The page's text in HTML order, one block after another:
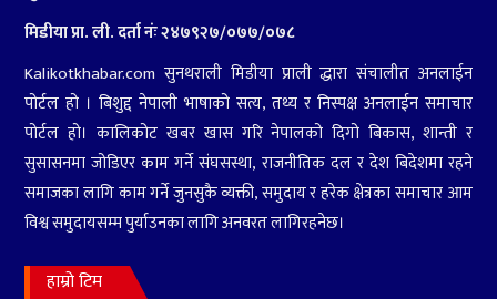
मिडीया प्रा. ली. दर्ता नंः २४७९२७‍/०७७/०७८
Kalikotkhabar.com सुनथराली मिडीया प्राली द्धारा संचालीत अनलाईन
पोर्टल हो । बिशुद्द नेपाली भाषाको सत्य, तथ्य र निस्पक्ष अनलाईन समाचार
पोर्टल हो। कालिकोट खबर खास गरि नेपालको दिगो बिकास, शान्ती र
सुसासनमा जोडिएर काम गर्ने संघसस्था, राजनीतिक दल र देश बिदेशमा रहने
समाजका लागि काम गर्ने जुनसुकै व्यक्ती, समुदाय र हरेक क्षेत्रका समाचार आम
विश्व समुदायसम्म पुर्याउनका लागि अनवरत लागिरहनेछ।
हाम्रो टिम